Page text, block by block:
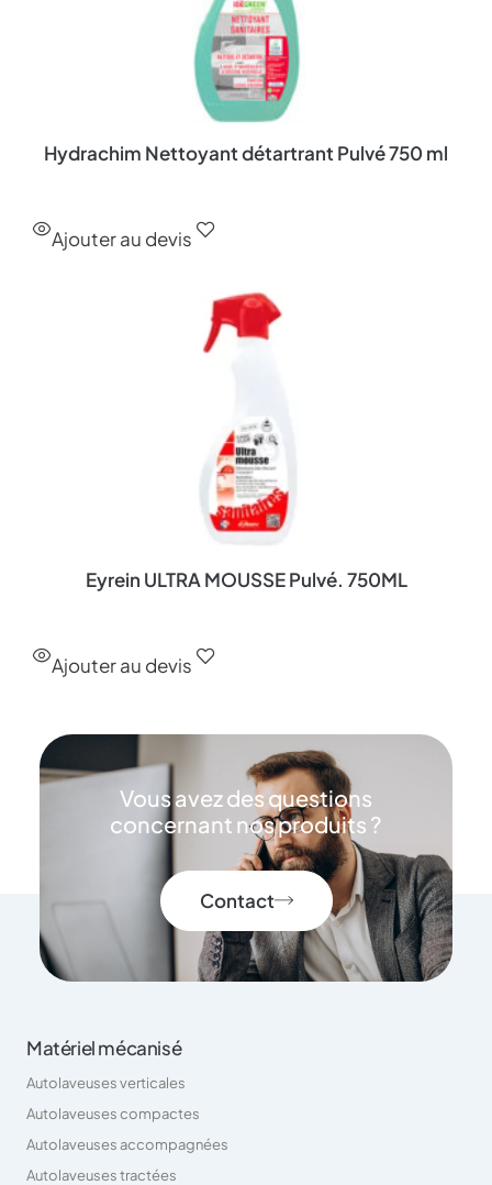
Hydrachim Nettoyant détartrant Pulvé 750 ml
Ajouter au devis
Eyrein ULTRA MOUSSE Pulvé. 750ML
Ajouter au devis
Vous avez des questions
concernant nos produits ?
Contact
Matériel mécanisé
Autolaveuses verticales
Autolaveuses compactes
Autolaveuses accompagnées
Autolaveuses tractées